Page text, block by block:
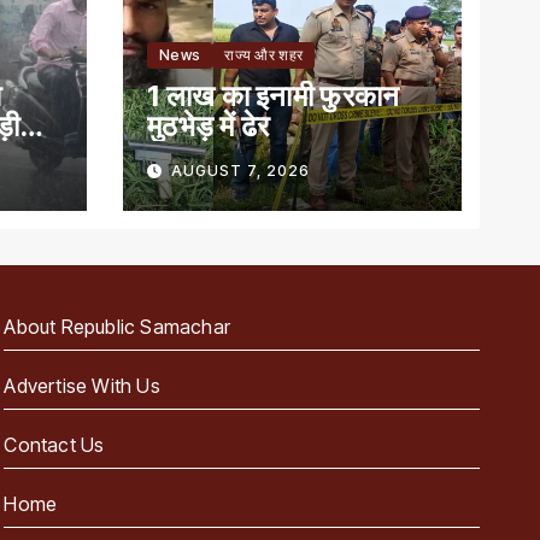
News राज्य और शहर
1 लाख का इनामी फुरकान
मुठभेड़ में ढेर
AUGUST 7, 2026
About Republic Samachar
Advertise With Us
Contact Us
Home